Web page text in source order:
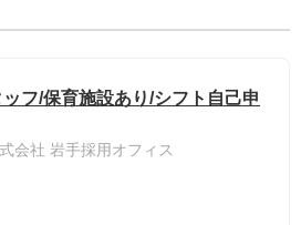
フ/保育施設あり/シフト自己申
会社 岩手採用オフィス